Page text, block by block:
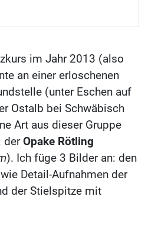
im Jahr 2013 (also
an einer erloschenen
(unter Eschen auf
Ostalb bei Schwäbisch
Art aus dieser Gruppe
derOpake Rötling
). Ich füge 3 Bilder an: den
Detail-Aufnahmen der
der Stielspitze mit